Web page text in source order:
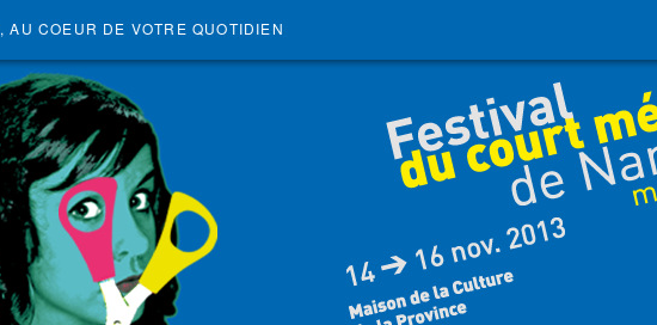
, AU COEUR DE VOTRE QUOTIDIEN